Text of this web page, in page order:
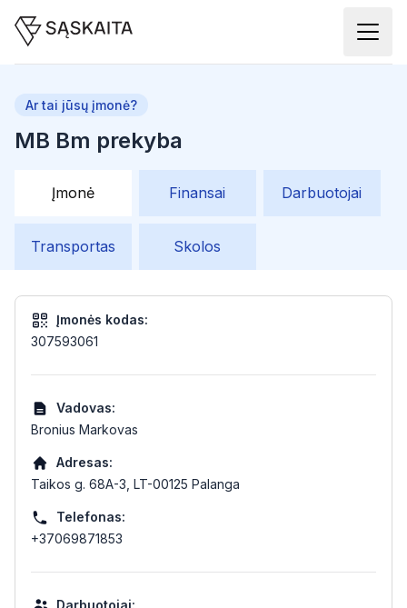
MB Bm prekyba
Ar tai jūsų įmonė?
Įmonė Finansai Darbuotojai
Transportas Skolos
Įmonės kodas:
307593061
Vadovas:
Bronius Markovas
Adresas:
Taikos g. 68A-3, LT-00125 Palanga
Telefonas:
+37069871853
Darbuotojai: